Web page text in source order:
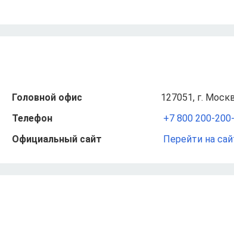
Головной офис
127051, г.
Телефон
+7 800 200-
Официальный сайт
Перейти на